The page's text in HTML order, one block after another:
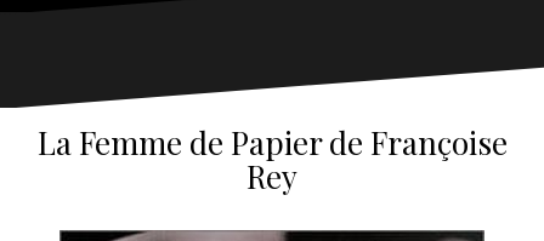
La Femme de Papier de Françoise
Rey